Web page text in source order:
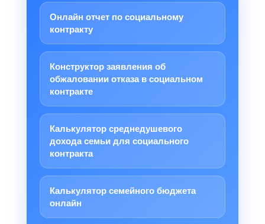
Онлайн отчет по социальному
контракту
Конструктор заявления об
обжаловании отказа в социальном
контракте
Калькулятор среднедушевого
дохода семьи для социального
контракта
Калькулятор семейного бюджета
онлайн